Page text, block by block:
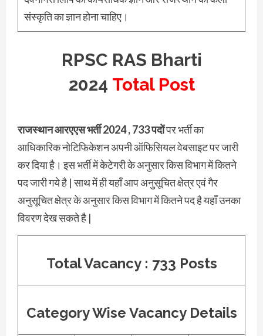
संस्कृति का ज्ञान होना चाहिए।
RPSC RAS Bharti
2024 Total Post
राजस्थान आरएएस भर्ती 2024 , 733 पदोंपर भर्ती का
आधिकारिक नोटिफिकेशन अपनी ऑफिसियल वेबसाइट पर जारी
कर दिया है। इस भर्ती में केटेगरी के अनुसार किस विभाग में कितने
पद जारी गये है | साथ में ही यहाँ आप अनुसूचित क्षेत्र एवं गैर
अनुसूचित क्षेत्र के अनुसार किस विभाग में कितने पद है यहाँ उनका
विवरण देख सकते है |
Total Vacancy : 733 Posts
Category Wise Vacancy Details